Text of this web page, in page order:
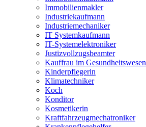
Immobilienmakler
Industriekaufmann
Industriemechaniker
IT Systemkaufmann
IT-Systemelektroniker
Justizvollzugsbeamter
Kauffrau im Gesundheitswesen
Kinderpflegerin
Klimatechniker
Koch
Konditor
Kosmetikerin
Kraftfahrzeugmechatroniker